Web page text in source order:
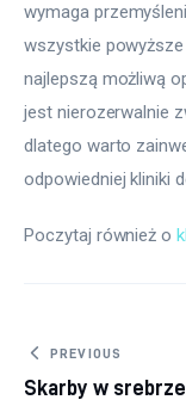
wymaga
wszystkie
najlepszą możliwą
jest nierozerwalnie
dlatego warto
odpowiedniej kliniki
Poczytaj również o
Nawigacja
wpisu
PREVIOUS
Skarby w srebrze